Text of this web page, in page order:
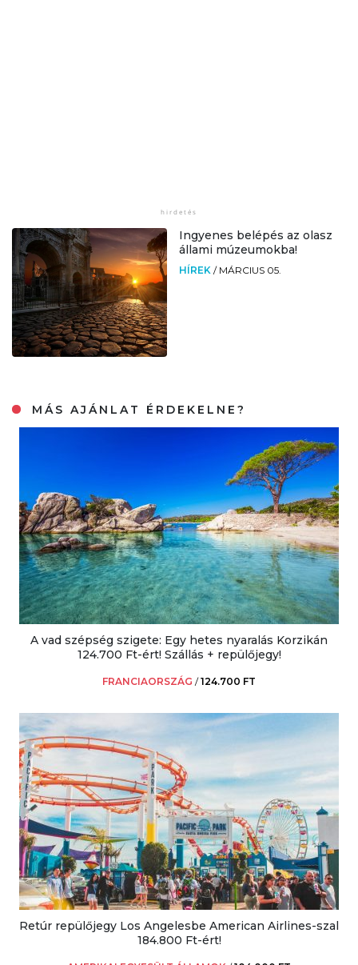
Ingyenes belépés az olasz
állami múzeumokba!
HÍREK / MÁRCIUS 05.
MÁS AJÁNLAT ÉRDEKELNE?
A vad szépség szigete: Egy hetes nyaralás Korzikán
124.700 Ft-ért! Szállás + repülőjegy!
FRANCIAORSZÁG /124.700 FT
Retúr repülőjegy Los Angelesbe American Airlines-szal
184.800 Ft-ért!